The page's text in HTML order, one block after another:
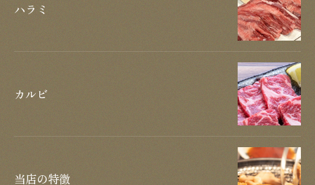
ハラミ
カルビ
当店の特徴